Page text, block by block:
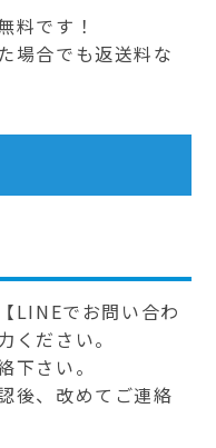
料です！
場合でも返送料な
LINEでお問い合わ
ください。
下さい。
後、改めてご連絡